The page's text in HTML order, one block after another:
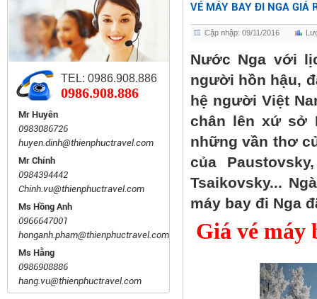
TEL: 0986.908.886
0986.908.886
Mr Huyên
0983086726
huyen.dinh@thienphuctravel.com
Mr Chính
0984394442
Chinh.vu@thienphuctravel.com
Ms Hồng Anh
0966647001
honganh.pham@thienphuctravel.com
Ms Hằng
0986908886
hang.vu@thienphuctravel.com
VÉ MÁY BAY ĐI NGA GIÁ
Cập nhập: 09/11/2016
Nước Nga với
người hồn hậu,
hệ người Việt
chân lên xứ sở
những vần thơ
của
Tsaikovsky...
máy bay đi Nga
Giá vé máy